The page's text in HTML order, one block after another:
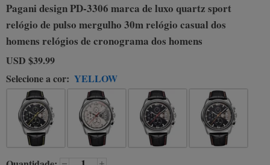
Pagani design PD-3306 marca de luxo quartz sport
relógio de pulso mergulho 30m relógio casual dos
homens relógios de cronograma dos homens
USD $39.99
Selecione a cor: YELLOW